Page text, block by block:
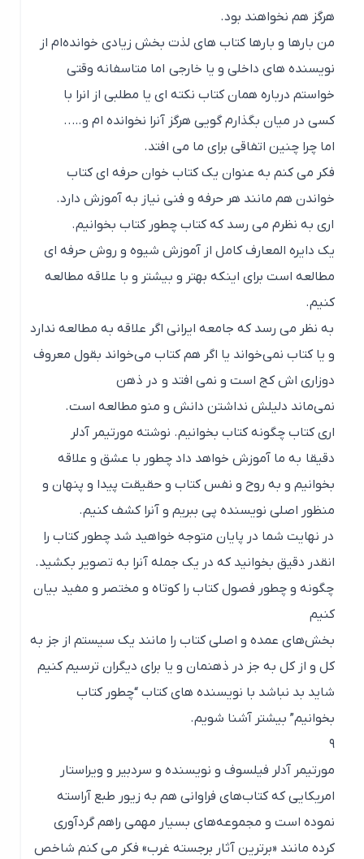
هرگز هم نخواهند بود.
من بارها و بارها کتاب های لذت بخش زیادی خوانده‌ام از
نویسنده های داخلی و یا خارجی اما متاسفانه وقتی
خواستم درباره همان کتاب نکته ای یا مطلبی از انرا با
کسی در میان بگذارم گویی هرگز آنرا نخوانده ام و…..
اما چرا چنین اتفاقی برای ما می افتد.
فکر می کنم به عنوان یک کتاب خوان حرفه ای کتاب
خواندن هم مانند هر حرفه و فنی نیاز به آموزش دارد.
اری به نظرم می رسد که کتاب چطور کتاب بخوانیم.
یک دایره المعارف کامل از آموزش شیوه و روش حرفه ای
مطالعه است برای اینکه بهتر و بیشتر و با علاقه مطالعه
کنیم.
به نظر می رسد که جامعه ایرانی اگر علاقه به مطالعه ندارد
و یا کتاب نمی‌خواند یا اگر هم کتاب می‌خواند بقول معروف
دوزاری اش کج است و نمی افتد و در ذهن
نمی‌ماند دلیلش نداشتن دانش و منو مطالعه است.
اری کتاب چگونه کتاب بخوانیم. نوشته مورتیمر آدلر
دقیقا به ما آموزش خواهد داد چطور با عشق و علاقه
بخوانیم و به روح و نفس کتاب و حقیقت پیدا و پنهان و
منظور اصلی نویسنده پی ببریم و آنرا کشف کنیم.
در نهایت شما در پایان متوجه خواهید شد چطور کتاب را
انقدر دقیق بخوانید که در یک جمله آنرا به تصویر بکشید.
چگونه و چطور فصول کتاب را کوتاه و مختصر و مفید بیان
کنیم
بخش‌های عمده و اصلی کتاب را مانند یک سیستم از جز به
کل و از کل به جز در ذهنمان و یا برای دیگران ترسیم کنیم
شاید بد نباشد با نویسنده‌ های کتاب “چطور کتاب
بخوانیم” بیشتر آشنا شویم.
مورتیمر آدلر فیلسوف و نویسنده‌ و سردبیر و ویراستار
امریکایی که کتاب‌های فراوانی هم به زیور طبع آراسته
نموده است و مجموعه‌های بسیار مهمی راهم گردآوری
کرده مانند «برترین آثار برجسته غرب» فکر می کنم شاخص